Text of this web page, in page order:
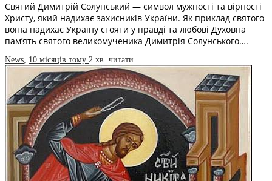
Святий Димитрій Солунський — символ мужності та вірності
Христу, який надихає захисників України. Як приклад святого
воїна надихає Україну стояти у правді та любові Духовна
пам’ять святого великомученика Димитрія Солунського….
News, 10 місяців тому 2 хв. читати